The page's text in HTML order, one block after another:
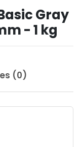
Gray
- 1 kg
(0)